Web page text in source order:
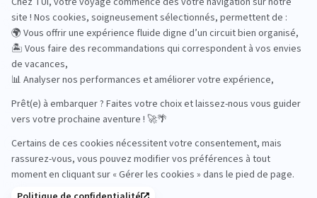
Road Trips
Safari
Sénior